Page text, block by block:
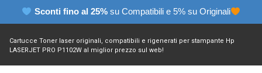
Sconti fino al 25% su Compatibili e 5% su Originali
Cartucce Toner laser originali, compatibili e rigenerati per stampante Hp
LASERJET PRO P1102W al miglior prezzo sul web!